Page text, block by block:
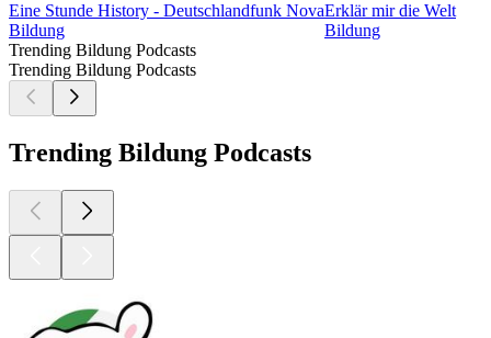
Eine Stunde History - Deutschlandfunk Nova
Bildung
Erklär mir die Welt
Bildung
Trending Bildung Podcasts
Trending Bildung Podcasts
Trending Bildung Podcasts